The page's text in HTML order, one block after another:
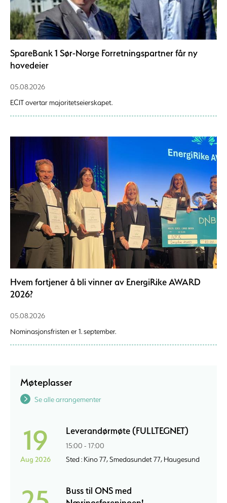
SpareBank 1 Sør-Norge Forretningspartner får ny
hovedeier
05.08.2026
ECIT overtar majoritetseierskapet.
Hvem fortjener å bli vinner av EnergiRike AWARD
2026?
05.08.2026
Nominasjonsfristen er 1. september.
Møteplasser
Se alle arrangementer
19
Aug 2026
Leverandørmøte (FULLTEGNET)
15:00 - 17:00
Sted : Kino 77, Smedasundet 77, Haugesund
Buss til ONS med